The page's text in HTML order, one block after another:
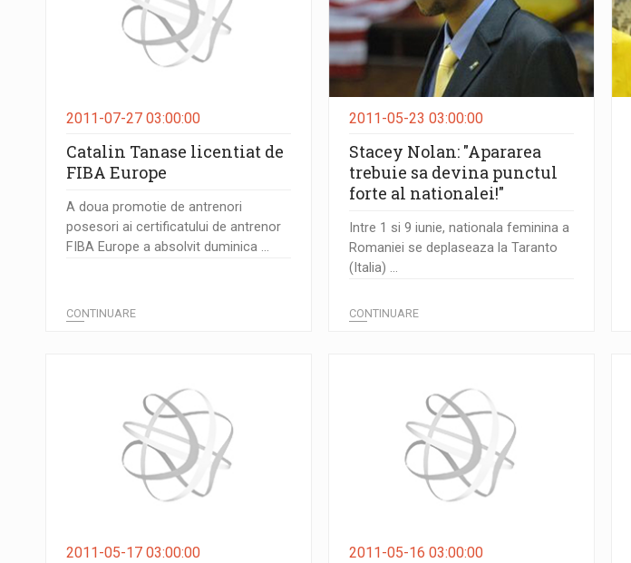
2011-07-27 03:00:00
Catalin Tanase licentiat de
FIBA Europe
A doua promotie de antrenori
posesori ai certificatului de antrenor
FIBA Europe a absolvit duminica ...
CONTINUARE
2011-05-23 03:00:00
Stacey Nolan: "Apararea
trebuie sa devina punctul
forte al nationalei!"
Intre 1 si 9 iunie, nationala feminina a
Romaniei se deplaseaza la Taranto
(Italia) ...
CONTINUARE
2011-05-17 03:00:00 2011-05-16 03:00:00